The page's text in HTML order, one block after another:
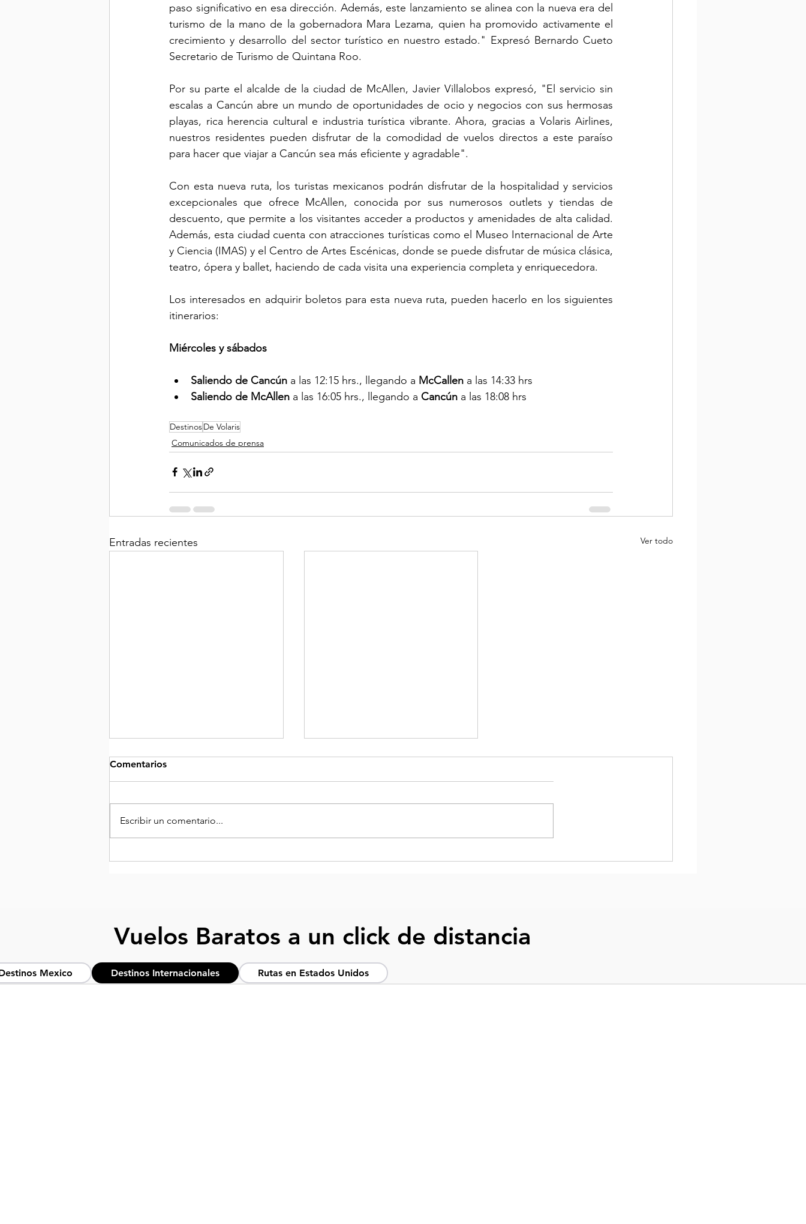
paso significativo en esa dirección. Además, este lanzamiento se alinea con la nueva era del
turismo de la mano de la gobernadora Mara Lezama, quien ha promovido activamente el
crecimiento y desarrollo del sector turístico en nuestro estado." Expresó Bernardo Cueto
Secretario de Turismo de Quintana Roo.
Por su parte el alcalde de la ciudad de McAllen, Javier Villalobos expresó, "El servicio sin
escalas a Cancún abre un mundo de oportunidades de ocio y negocios con sus hermosas
playas, rica herencia cultural e industria turística vibrante. Ahora, gracias a Volaris Airlines,
nuestros residentes pueden disfrutar de la comodidad de vuelos directos a este paraíso
para hacer que viajar a Cancún sea más eficiente y agradable".
Con esta nueva ruta, los turistas mexicanos podrán disfrutar de la hospitalidad y servicios
excepcionales que ofrece McAllen, conocida por sus numerosos outlets y tiendas de
descuento, que permite a los visitantes acceder a productos y amenidades de alta calidad.
Además, esta ciudad cuenta con atracciones turísticas como el Museo Internacional de Arte
y Ciencia (IMAS) y el Centro de Artes Escénicas, donde se puede disfrutar de música clásica,
teatro, ópera y ballet, haciendo de cada visita una experiencia completa y enriquecedora.
Los interesados en adquirir boletos para esta nueva ruta, pueden hacerlo en los siguientes
itinerarios:
Miércoles y sábados
Saliendo de Cancún a las 12:15 hrs., llegando a McCallen a las 14:33 hrs
Saliendo de McAllen a las 16:05 hrs., llegando a Cancún a las 18:08 hrs
DestinosDe Volaris
Comunicados de prensa
Entradas recientes Ver todo
Comentarios
Escribir un comentario...
Vuelos Baratos a un click de distancia
Mexico Destinos Internacionales Rutas en Estados Unidos